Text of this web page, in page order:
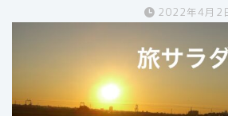
2022年4月2